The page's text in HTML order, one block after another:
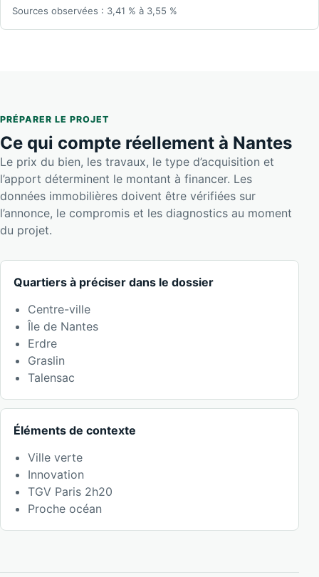
Sources observées : 3,41 % à 3,55 %
PRÉPARER LE PROJET
Ce qui compte réellement à Nantes
Le prix du bien, les travaux, le type d’acquisition et
l’apport déterminent le montant à financer. Les
données immobilières doivent être vérifiées sur
l’annonce, le compromis et les diagnostics au moment
du projet.
Quartiers à préciser dans le dossier
Centre-ville
Île de Nantes
Erdre
Graslin
Talensac
Éléments de contexte
Ville verte
Innovation
TGV Paris 2h20
Proche océan